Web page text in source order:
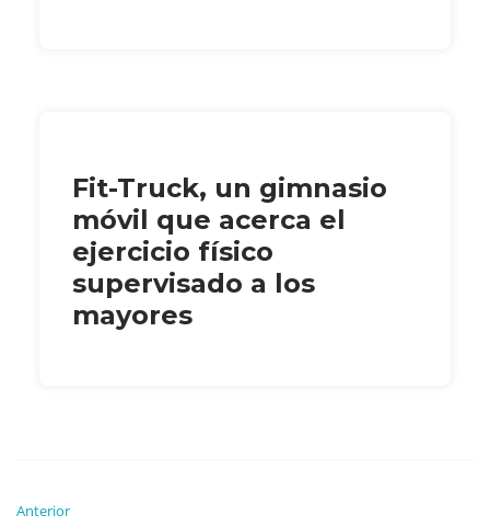
Fit-Truck, un gimnasio
móvil que acerca el
ejercicio físico
supervisado a los
mayores
Anterior